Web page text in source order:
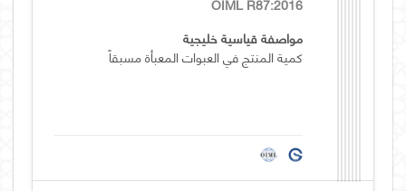
مواصفة قياسية خليجية
كمية المنتج في العبوات المعبأة مسبقاً